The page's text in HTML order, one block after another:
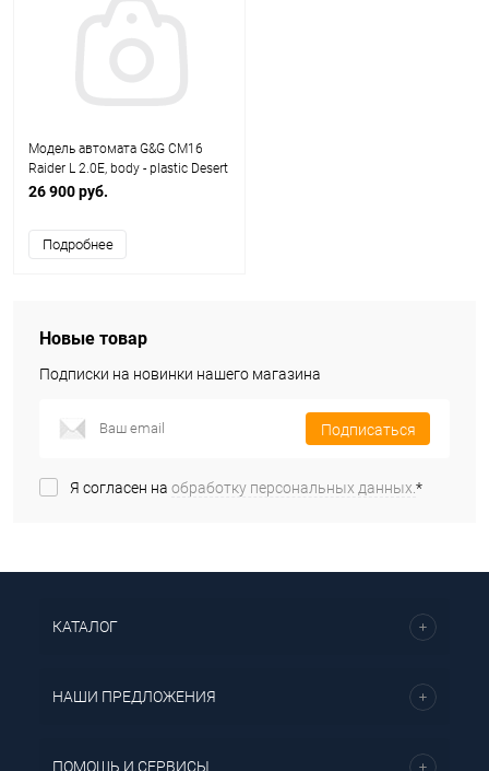
Модель автомата G&G CM16
Raider L 2.0E, body - plastic Desert
Tan (130-140 m/s) EGC-16P-R2E-
26 900 руб.
Подробнее
Новые товар
Подписки на новинки нашего магазина
Подписаться
Я согласен на обработку персональных данных.*
КАТАЛОГ
НАШИ ПРЕДЛОЖЕНИЯ
ПОМОЩЬ И СЕРВИСЫ